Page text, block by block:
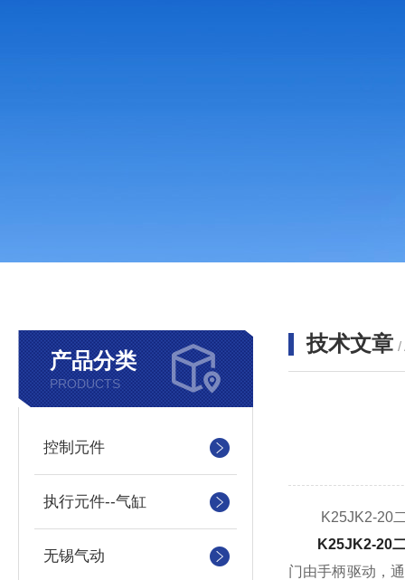
产品分类
PRODUCTS
控制元件
执行元件--气缸
无锡气动
技术文章 /
K25JK2-20二
K25JK2-20
门由手柄驱动，